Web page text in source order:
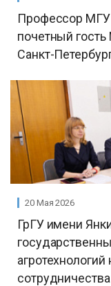
Профессор
почетный
Санкт-
20 Мая 2026
ГрГУ имени
сотрудничества